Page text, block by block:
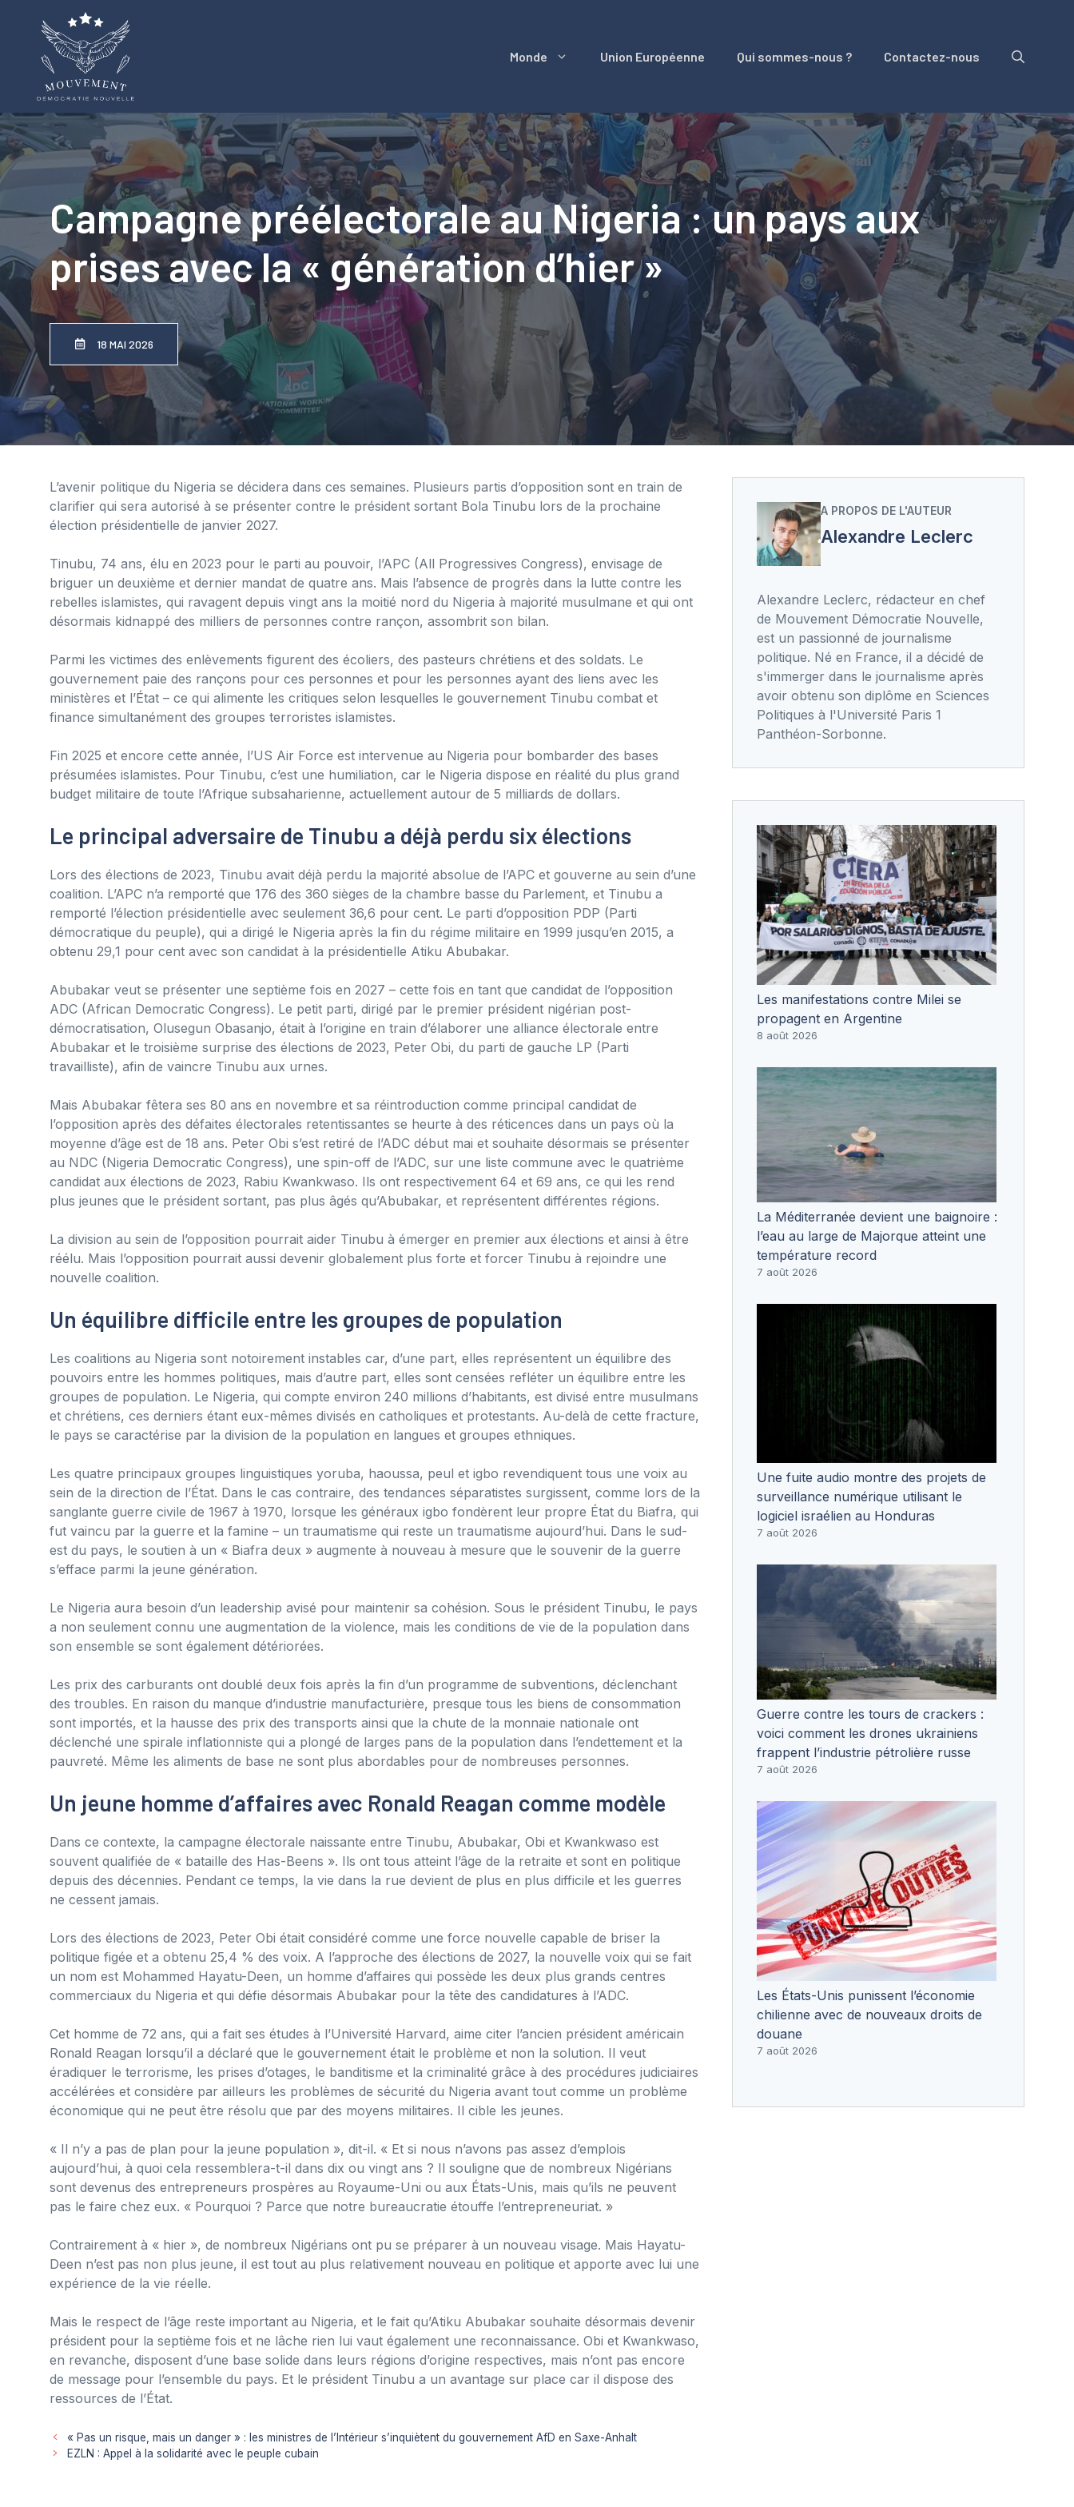
Monde Union Européenne Qui sommes-nous ? Contactez-nous
Campagne préélectorale au Nigeria : un pays aux
prises avec la « génération d’hier »
18 MAI 2026
L’avenir politique du Nigeria se décidera dans ces semaines. Plusieurs partis d’opposition sont en train de
clarifier qui sera autorisé à se présenter contre le président sortant Bola Tinubu lors de la prochaine
élection présidentielle de janvier 2027.
Tinubu, 74 ans, élu en 2023 pour le parti au pouvoir, l’APC (All Progressives Congress), envisage de
briguer un deuxième et dernier mandat de quatre ans. Mais l’absence de progrès dans la lutte contre les
rebelles islamistes, qui ravagent depuis vingt ans la moitié nord du Nigeria à majorité musulmane et qui ont
désormais kidnappé des milliers de personnes contre rançon, assombrit son bilan.
Parmi les victimes des enlèvements figurent des écoliers, des pasteurs chrétiens et des soldats. Le
gouvernement paie des rançons pour ces personnes et pour les personnes ayant des liens avec les
ministères et l’État – ce qui alimente les critiques selon lesquelles le gouvernement Tinubu combat et
finance simultanément des groupes terroristes islamistes.
Fin 2025 et encore cette année, l’US Air Force est intervenue au Nigeria pour bombarder des bases
présumées islamistes. Pour Tinubu, c’est une humiliation, car le Nigeria dispose en réalité du plus grand
budget militaire de toute l’Afrique subsaharienne, actuellement autour de 5 milliards de dollars.
Le principal adversaire de Tinubu a déjà perdu six élections
Lors des élections de 2023, Tinubu avait déjà perdu la majorité absolue de l’APC et gouverne au sein d’une
coalition. L’APC n’a remporté que 176 des 360 sièges de la chambre basse du Parlement, et Tinubu a
remporté l’élection présidentielle avec seulement 36,6 pour cent. Le parti d’opposition PDP (Parti
démocratique du peuple), qui a dirigé le Nigeria après la fin du régime militaire en 1999 jusqu’en 2015, a
obtenu 29,1 pour cent avec son candidat à la présidentielle Atiku Abubakar.
Abubakar veut se présenter une septième fois en 2027 – cette fois en tant que candidat de l’opposition
ADC (African Democratic Congress). Le petit parti, dirigé par le premier président nigérian post-
démocratisation, Olusegun Obasanjo, était à l’origine en train d’élaborer une alliance électorale entre
Abubakar et le troisième surprise des élections de 2023, Peter Obi, du parti de gauche LP (Parti
travailliste), afin de vaincre Tinubu aux urnes.
Mais Abubakar fêtera ses 80 ans en novembre et sa réintroduction comme principal candidat de
l’opposition après des défaites électorales retentissantes se heurte à des réticences dans un pays où la
moyenne d’âge est de 18 ans. Peter Obi s’est retiré de l’ADC début mai et souhaite désormais se présenter
au NDC (Nigeria Democratic Congress), une spin-off de l’ADC, sur une liste commune avec le quatrième
candidat aux élections de 2023, Rabiu Kwankwaso. Ils ont respectivement 64 et 69 ans, ce qui les rend
plus jeunes que le président sortant, pas plus âgés qu’Abubakar, et représentent différentes régions.
La division au sein de l’opposition pourrait aider Tinubu à émerger en premier aux élections et ainsi à être
réélu. Mais l’opposition pourrait aussi devenir globalement plus forte et forcer Tinubu à rejoindre une
nouvelle coalition.
Un équilibre difficile entre les groupes de population
Les coalitions au Nigeria sont notoirement instables car, d’une part, elles représentent un équilibre des
pouvoirs entre les hommes politiques, mais d’autre part, elles sont censées refléter un équilibre entre les
groupes de population. Le Nigeria, qui compte environ 240 millions d’habitants, est divisé entre musulmans
et chrétiens, ces derniers étant eux-mêmes divisés en catholiques et protestants. Au-delà de cette fracture,
le pays se caractérise par la division de la population en langues et groupes ethniques.
Les quatre principaux groupes linguistiques yoruba, haoussa, peul et igbo revendiquent tous une voix au
sein de la direction de l’État. Dans le cas contraire, des tendances séparatistes surgissent, comme lors de la
sanglante guerre civile de 1967 à 1970, lorsque les généraux igbo fondèrent leur propre État du Biafra, qui
fut vaincu par la guerre et la famine – un traumatisme qui reste un traumatisme aujourd’hui. Dans le sud-
est du pays, le soutien à un « Biafra deux » augmente à nouveau à mesure que le souvenir de la guerre
s’efface parmi la jeune génération.
Le Nigeria aura besoin d’un leadership avisé pour maintenir sa cohésion. Sous le président Tinubu, le pays
a non seulement connu une augmentation de la violence, mais les conditions de vie de la population dans
son ensemble se sont également détériorées.
Les prix des carburants ont doublé deux fois après la fin d’un programme de subventions, déclenchant
des troubles. En raison du manque d’industrie manufacturière, presque tous les biens de consommation
sont importés, et la hausse des prix des transports ainsi que la chute de la monnaie nationale ont
déclenché une spirale inflationniste qui a plongé de larges pans de la population dans l’endettement et la
pauvreté. Même les aliments de base ne sont plus abordables pour de nombreuses personnes.
Un jeune homme d’affaires avec Ronald Reagan comme modèle
Dans ce contexte, la campagne électorale naissante entre Tinubu, Abubakar, Obi et Kwankwaso est
souvent qualifiée de « bataille des Has-Beens ». Ils ont tous atteint l’âge de la retraite et sont en politique
depuis des décennies. Pendant ce temps, la vie dans la rue devient de plus en plus difficile et les guerres
ne cessent jamais.
Lors des élections de 2023, Peter Obi était considéré comme une force nouvelle capable de briser la
politique figée et a obtenu 25,4 % des voix. A l’approche des élections de 2027, la nouvelle voix qui se fait
un nom est Mohammed Hayatu-Deen, un homme d’affaires qui possède les deux plus grands centres
commerciaux du Nigeria et qui défie désormais Abubakar pour la tête des candidatures à l’ADC.
Cet homme de 72 ans, qui a fait ses études à l’Université Harvard, aime citer l’ancien président américain
Ronald Reagan lorsqu’il a déclaré que le gouvernement était le problème et non la solution. Il veut
éradiquer le terrorisme, les prises d’otages, le banditisme et la criminalité grâce à des procédures judiciaires
accélérées et considère par ailleurs les problèmes de sécurité du Nigeria avant tout comme un problème
économique qui ne peut être résolu que par des moyens militaires. Il cible les jeunes.
« Il n’y a pas de plan pour la jeune population », dit-il. « Et si nous n’avons pas assez d’emplois
aujourd’hui, à quoi cela ressemblera-t-il dans dix ou vingt ans ? Il souligne que de nombreux Nigérians
sont devenus des entrepreneurs prospères au Royaume-Uni ou aux États-Unis, mais qu’ils ne peuvent
pas le faire chez eux. « Pourquoi ? Parce que notre bureaucratie étouffe l’entrepreneuriat. »
Contrairement à « hier », de nombreux Nigérians ont pu se préparer à un nouveau visage. Mais Hayatu-
Deen n’est pas non plus jeune, il est tout au plus relativement nouveau en politique et apporte avec lui une
expérience de la vie réelle.
Mais le respect de l’âge reste important au Nigeria, et le fait qu’Atiku Abubakar souhaite désormais devenir
président pour la septième fois et ne lâche rien lui vaut également une reconnaissance. Obi et Kwankwaso,
en revanche, disposent d’une base solide dans leurs régions d’origine respectives, mais n’ont pas encore
de message pour l’ensemble du pays. Et le président Tinubu a un avantage sur place car il dispose des
ressources de l’État.
« Pas un risque, mais un danger » : les ministres de l’Intérieur s’inquiètent du gouvernement AfD en Saxe-Anhalt
EZLN : Appel à la solidarité avec le peuple cubain
A PROPOS DE L'AUTEUR
Alexandre Leclerc
Alexandre Leclerc, rédacteur en chef
de Mouvement Démocratie Nouvelle,
est un passionné de journalisme
politique. Né en France, il a décidé de
s'immerger dans le journalisme après
avoir obtenu son diplôme en Sciences
Politiques à l'Université Paris 1
Panthéon-Sorbonne.
Les manifestations contre Milei se
propagent en Argentine
8 août 2026
La Méditerranée devient une baignoire :
l’eau au large de Majorque atteint une
température record
7 août 2026
Une fuite audio montre des projets de
surveillance numérique utilisant le
logiciel israélien au Honduras
7 août 2026
Guerre contre les tours de crackers :
voici comment les drones ukrainiens
frappent l’industrie pétrolière russe
7 août 2026
Les États-Unis punissent l’économie
chilienne avec de nouveaux droits de
douane
7 août 2026